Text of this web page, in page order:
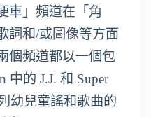
車」頻道在「角
詞和/或圖像等方面
個頻道都以一個包
中的 J.J. 和 Super
幼兒童謠和歌曲的